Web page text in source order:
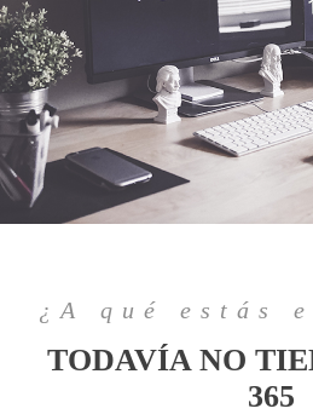
¿A qué estás
TODAVÍA NO
365